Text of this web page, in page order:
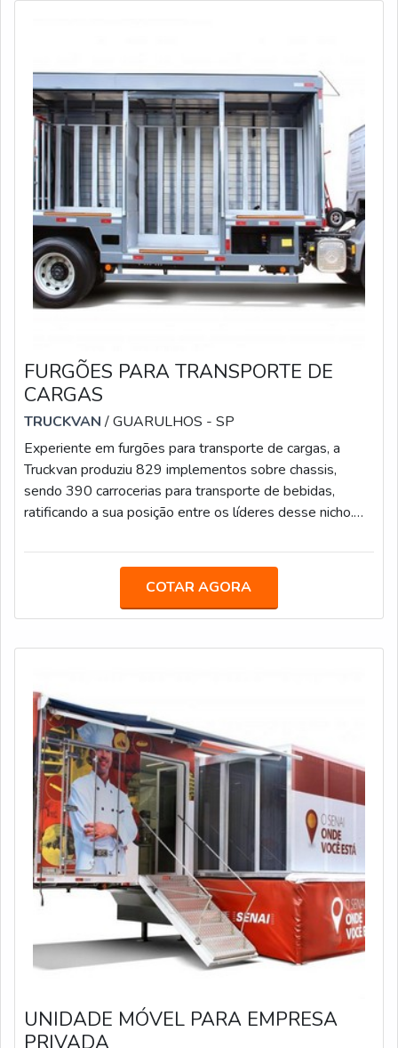
FURGÕES PARA TRANSPORTE DE
CARGAS
TRUCKVAN/ GUARULHOS - SP
Experiente em furgões para transporte de cargas, a
Truckvan produziu 829 implementos sobre chassis,
sendo 390 carrocerias para transporte de bebidas,
ratificando a sua posição entre os líderes desse nicho.
Carga seca; Carroceria para Transporte de Bebidas;
Bitrem e Rodotrem Sider; Transporte de
Valores.Prezando sempre por inovação, a empresa foca
COTAR AGORA
UNIDADE MÓVEL PARA EMPRESA
PRIVADA